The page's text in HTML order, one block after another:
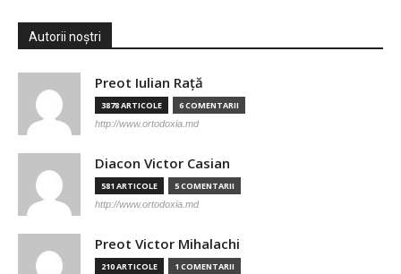
Autorii noștri
Preot Iulian Raţă
3878 ARTICOLE 6 COMENTARII
http://www.ortodoxia.md
Diacon Victor Casian
581 ARTICOLE 5 COMENTARII
http://www.ortodoxia.md
Preot Victor Mihalachi
210 ARTICOLE 1 COMENTARII